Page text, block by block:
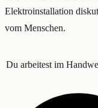
Elektroinstallation
vom Menschen.
Du arbeitest im